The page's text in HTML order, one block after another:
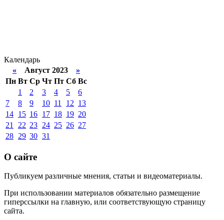
Календарь
« Август 2023 »
Пн Вт Ср Чт Пт Сб Вс
1
2 3 4 5
6
7
8 9 10 11 12 13
14 15 16 17 18 19 20
21
22 23 24 25 26 27
28 29 30 31
О сайте
Публикуем различные мнения, статьи и видеоматериалы.
При использовании материалов обязательно размещение
гиперссылки на главную, или соответствующую страницу
сайта.